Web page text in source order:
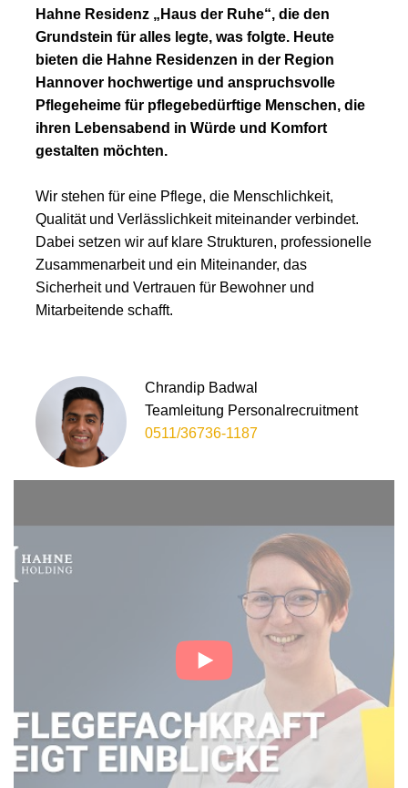
Hahne Residenz „Haus der Ruhe“, die den
Grundstein für alles legte, was folgte. Heute
bieten die Hahne Residenzen in der Region
Hannover hochwertige und anspruchsvolle
Pflegeheime für pflegebedürftige Menschen, die
ihren Lebensabend in Würde und Komfort
gestalten möchten.
Wir stehen für eine Pflege, die Menschlichkeit,
Qualität und Verlässlichkeit miteinander verbindet.
Dabei setzen wir auf klare Strukturen, professionelle
Zusammenarbeit und ein Miteinander, das
Sicherheit und Vertrauen für Bewohner und
Mitarbeitende schafft.
Chrandip Badwal
Teamleitung Personalrecruitment
0511/36736-1187